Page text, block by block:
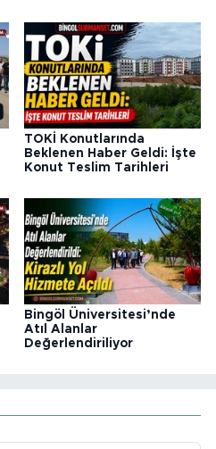
TOKİ Konutlarında
Beklenen Haber Geldi: İşte
Konut Teslim Tarihleri
Bingöl Üniversitesi’nde
Atıl Alanlar
Değerlendiriliyor